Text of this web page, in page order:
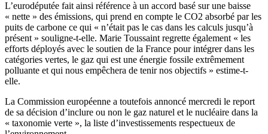
L’eurodéputée fait ainsi référence à un accord basé sur une baisse
« nette » des émissions, qui prend en compte le CO2 absorbé par les
puits de carbone ce qui « n’était pas le cas dans les calculs jusqu’à
présent » souligne-t-elle. Marie Toussaint regrette également « les
efforts déployés avec le soutien de la France pour intégrer dans les
catégories vertes, le gaz qui est une énergie fossile extrêmement
polluante et qui nous empêchera de tenir nos objectifs » estime-t-
elle.
La Commission européenne a toutefois annoncé mercredi le report
de sa décision d’inclure ou non le gaz naturel et le nucléaire dans la
« taxonomie verte », la liste d’investissements respectueux de